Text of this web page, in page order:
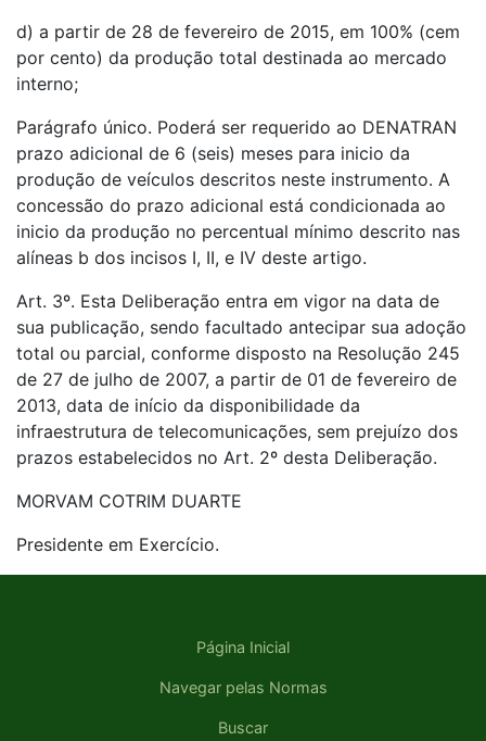
d) a partir de 28 de fevereiro de 2015, em 100% (cem
por cento) da produção total destinada ao mercado
interno;
Parágrafo único. Poderá ser requerido ao DENATRAN
prazo adicional de 6 (seis) meses para inicio da
produção de veículos descritos neste instrumento. A
concessão do prazo adicional está condicionada ao
inicio da produção no percentual mínimo descrito nas
alíneas b dos incisos I, II, e IV deste artigo.
Art. 3º. Esta Deliberação entra em vigor na data de
sua publicação, sendo facultado antecipar sua adoção
total ou parcial, conforme disposto na Resolução 245
de 27 de julho de 2007, a partir de 01 de fevereiro de
2013, data de início da disponibilidade da
infraestrutura de telecomunicações, sem prejuízo dos
prazos estabelecidos no Art. 2º desta Deliberação.
MORVAM COTRIM DUARTE
Presidente em Exercício.
Página Inicial
Navegar pelas Normas
Buscar